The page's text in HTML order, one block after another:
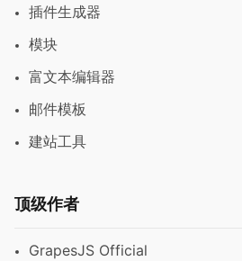
插件生成器
模块
富文本编辑器
邮件模板
建站工具
顶级作者
GrapesJS Official